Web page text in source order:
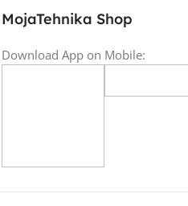
MojaTehnika Shop
Download App on Mobile: